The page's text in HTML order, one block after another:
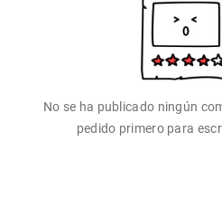
No se ha publicado ningún
pedido primero para